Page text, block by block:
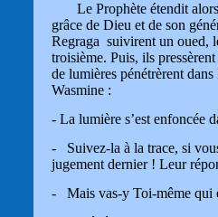
Le Prophète étendit alors
grâce de Dieu et de son
Regraga suivirent un oued,
troisième. Puis, ils
de lumières pénétrèrent
Wasmine :
- La lumière s’est enfoncée
- Suivez-la à la trace, si
jugement dernier ! Leur
- Mais vas-y Toi-même qui